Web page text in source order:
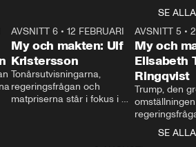
SE ALLA
27:30
AVSNITT 6 •12 FEBRUARI
My och makten: Ulf
Kristersson
Tonårsutvisningarna,
regeringsfrågan och
matpriserna står i fokus i
AVSNITT 5 •
My och
Elisabeth
Ringqvist
Trump, den
centrum i
avsnittet av
SE ALLA